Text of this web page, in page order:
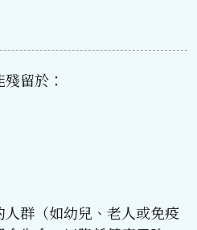
留於：
群（如幼兒、老人或免疫